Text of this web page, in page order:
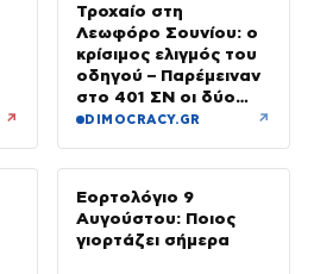
↗
Τροχαίο στη
Λεωφόρο Σουνίου: ο
κρίσιμος ελιγμός του
οδηγού – Παρέμειναν
στο 401 ΣΝ οι δύο
αστυνομικοί
DIMOCRACY.GR ↗
Εορτολόγιο 9
Αυγούστου: Ποιος
γιορτάζει σήμερα